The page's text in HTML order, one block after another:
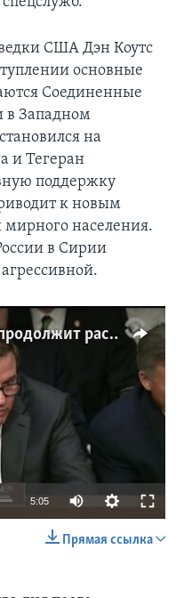
США Дэн Коутс
основные
Соединенные
в Западном
на
и Тегеран
поддержку
к новым
населения.
в Сирии
Слушания без Коми: ФБР продолжит расследование
available
5:05
Прямая ссылка